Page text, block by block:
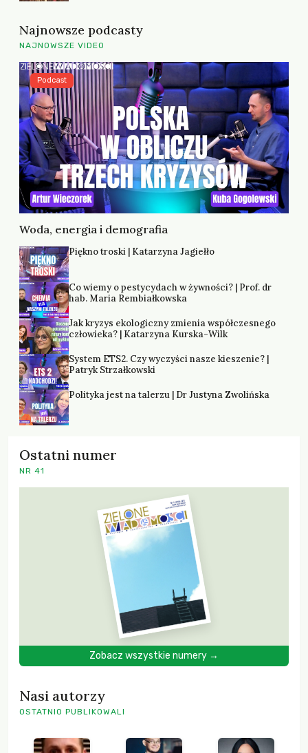
Najnowsze podcasty
NAJNOWSZE VIDEO
Woda, energia i demografia
Podcast
Piękno troski | Katarzyna Jagiełło
Co wiemy o pestycydach w żywności? | Prof. dr
hab. Maria Rembiałkowska
Jak kryzys ekologiczny zmienia współczesnego
człowieka? | Katarzyna Kurska-Wilk
System ETS2. Czy wyczyści nasze kieszenie? |
Patryk Strzałkowski
Polityka jest na talerzu | Dr Justyna Zwolińska
Ostatni numer
NR 41
Zobacz wszystkie numery →
Nasi autorzy
OSTATNIO PUBLIKOWALI